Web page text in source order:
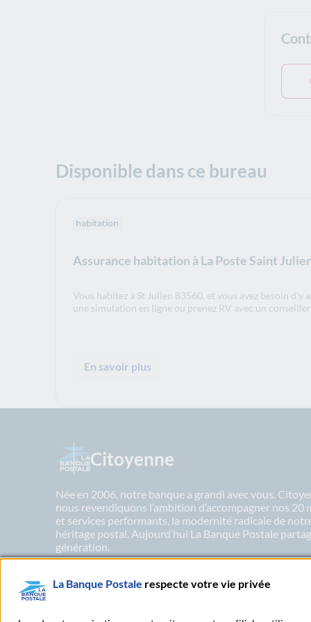
Disponible dans ce bureau
Assurance habitation à La Poste Saint
habitation
Vous habitez à St Julien 83560, et vous avez besoin d'y
une simulation en ligne ou prenez RV avec un
En savoir plus
Citoyenne
Née en 2006, notre banque a grandi avec vous.
nous revendiquons l’ambition d’accompagner nos
et services performants, la modernité radicale de
héritage postal. Aujourd’hui La Banque Postale
génération.
En savoir plus sur nos engagements
La Banque Postale respecte votre vie privée